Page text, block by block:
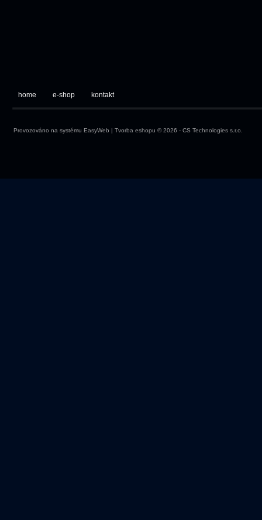
home e-shop kontakt
Provozováno na systému EasyWeb | Tvorba eshopu © 2026 - CS Technologies s.r.o.